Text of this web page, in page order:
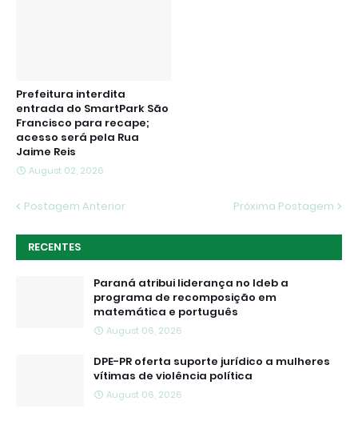
Prefeitura interdita
entrada do SmartPark São
Francisco para recape;
acesso será pela Rua
Jaime Reis
August 02, 2026
Postagem Anterior Próxima Postagem
RECENTES
Paraná atribui liderança no Ideb a
programa de recomposição em
matemática e português
August 06, 2026
DPE-PR oferta suporte jurídico a mulheres
vítimas de violência política
August 06, 2026